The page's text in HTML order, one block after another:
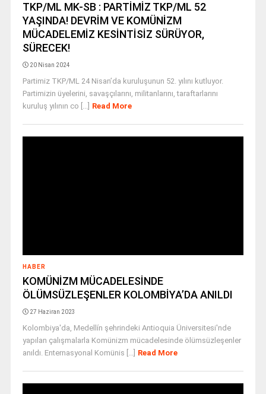
TKP/ML MK-SB : PARTİMİZ TKP/ML 52
YAŞINDA! DEVRİM VE KOMÜNİZM
MÜCADELEMİZ KESİNTİSİZ SÜRÜYOR,
SÜRECEK!
20 Nisan 2024
Partimiz TKP/ML 24 Nisan’da kuruluşunun 52. yılını kutluyor.
Partimizin üyelerini, savaşçılarını, militanlarını, taraftarlarını
kuruluş yılının co [...] Read More
HABER
KOMÜNİZM MÜCADELESİNDE
ÖLÜMSÜZLEŞENLER KOLOMBİYA’DA ANILDI
27 Haziran 2023
Kolombiya'da, Medellín şehrindeki Antioquia Üniversitesi'nde
yapılan çalışmalarla Komünizm mücadelesinde ölümsüzleşenler
anıldı. Enternasyonal Komünis [...] Read More